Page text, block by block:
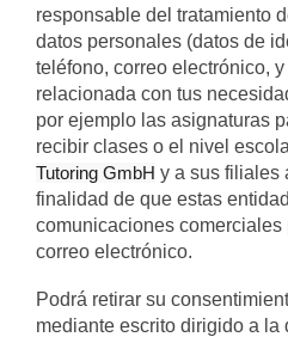
responsable del tratamiento
datos personales (datos de
teléfono, correo electrónico,
relacionada con tus
por ejemplo las asignaturas
recibir clases o el nivel
Tutoring GmbH y a sus filiales
finalidad de que estas
comunicaciones comerciales
correo electrónico.
Podrá retirar su
mediante escrito dirigido a la